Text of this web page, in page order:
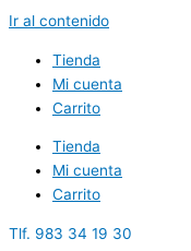
Ir al contenido
Tienda
Mi cuenta
Carrito
Tienda
Mi cuenta
Carrito
Tlf. 983 34 19 30